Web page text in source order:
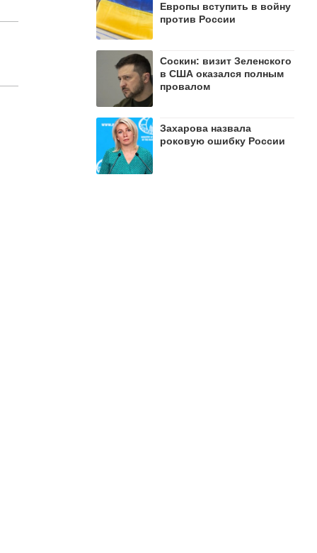
Европы вступить в войну
против России
Соскин: визит Зеленского
в США оказался полным
провалом
Захарова назвала
роковую ошибку России